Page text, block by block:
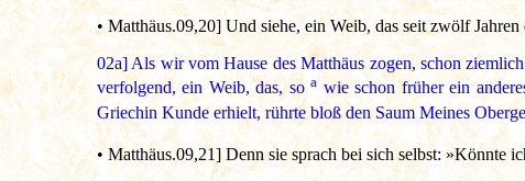
• Matthäus.09,20] Und siehe, ein Weib, das seit zwölf
02a]Als wir vom Hause des Matthäus zogen, schon
verfolgend, ein Weib, das, soa wie schon früher ein
Griechin Kunde erhielt, rührte bloß den Saum Meines
•Matthäus.09,21] Denn sie sprach bei sich selbst: »Könnte